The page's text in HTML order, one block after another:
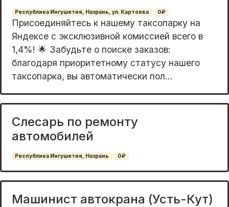
Республика Ингушетия, Назрань, ул. Картоева 0₽
Присоединяйтесь к нашему таксопарку на
Яндексе с эксклюзивной комиссией всего в
1,4%! 🌟 Забудьте о поиске заказов:
благодаря приоритетному статусу нашего
таксопарка, вы автоматически пол...
Слесарь по ремонту
автомобилей
Республика Ингушетия, Назрань 0₽
Машинист автокрана (Усть-Кут)